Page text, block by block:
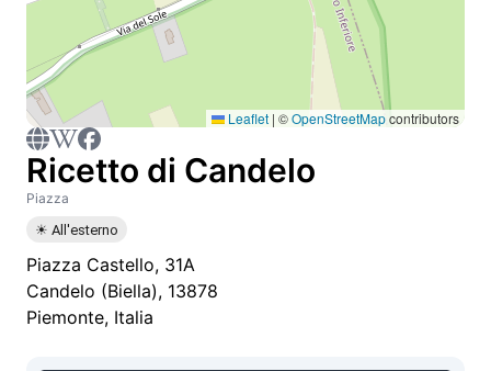
Ricetto di Candelo
Piazza
☀ All'esterno
Piazza Castello, 31A
Candelo (Biella), 13878
Piemonte, Italia
Leaflet | ©OpenStreetMapcontributors